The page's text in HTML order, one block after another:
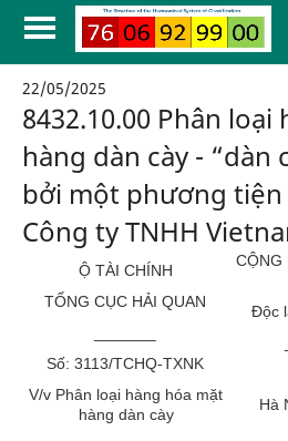
22/05/2025
8432.10.00 Phân
hàng dàn cày - “dàn
bởi một phương
Công ty TNHH
Ộ TÀI CHÍNH
TỔNG CỤC HẢI QUAN
Số: 3113/TCHQ-TXNK
V/v Phân loại hàng hóa mặt
hàng dàn cày
CỘNG
Độc
Hà